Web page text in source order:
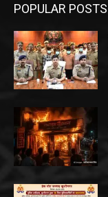
POPULAR POSTS